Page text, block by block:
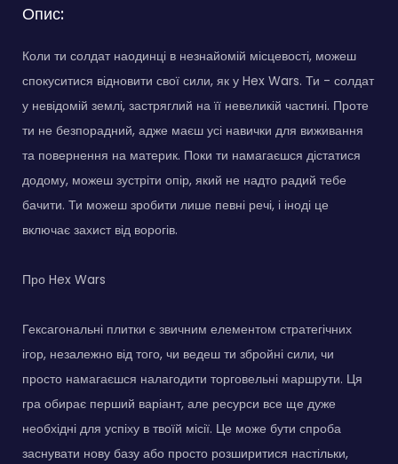
Опис:
Коли ти солдат наодинці в незнайомій місцевості, можеш
спокуситися відновити свої сили, як у Hex Wars. Ти - солдат
у невідомій землі, застряглий на її невеликій частині. Проте
ти не безпорадний, адже маєш усі навички для виживання
та повернення на материк. Поки ти намагаєшся дістатися
додому, можеш зустріти опір, який не надто радий тебе
бачити. Ти можеш зробити лише певні речі, і іноді це
включає захист від ворогів.
Про Hex Wars
Гексагональні плитки є звичним елементом стратегічних
ігор, незалежно від того, чи ведеш ти збройні сили, чи
просто намагаєшся налагодити торговельні маршрути. Ця
гра обирає перший варіант, але ресурси все ще дуже
необхідні для успіху в твоїй місії. Це може бути спроба
заснувати нову базу або просто розширитися настільки,